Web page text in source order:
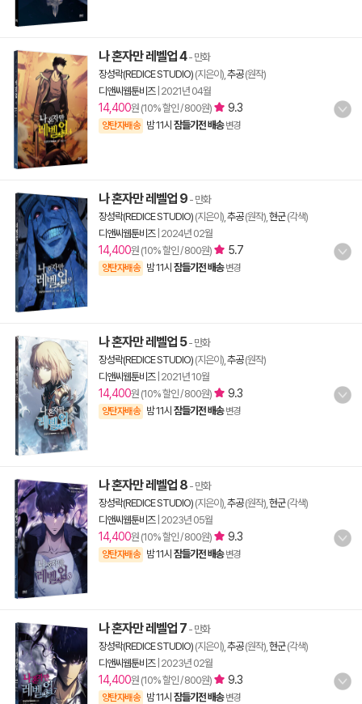
나 혼자만 레벨업 4- 만화
장성락(REDICE STUDIO) (지은이), 추공(원작)
디앤씨웹툰비즈| 2021년 04월
14,400원 (10% 할인 / 800원) 9.3
양탄자배송 밤 11시 잠들기전 배송 변경
나 혼자만 레벨업 9 - 만화
장성락(REDICE STUDIO) (지은이), 추공(원작), 현군(각색)
디앤씨웹툰비즈| 2024년 02월
14,400원 (10% 할인 / 800원) 5.7
양탄자배송 밤 11시 잠들기전 배송 변경
나 혼자만 레벨업 5- 만화
장성락(REDICE STUDIO) (지은이), 추공(원작)
디앤씨웹툰비즈| 2021년 10월
14,400원 (10% 할인 / 800원) 9.3
양탄자배송 밤 11시 잠들기전 배송 변경
나 혼자만 레벨업 8 - 만화
장성락(REDICE STUDIO) (지은이), 추공(원작), 현군(각색)
디앤씨웹툰비즈| 2023년 05월
14,400원 (10% 할인 / 800원) 9.3
양탄자배송 밤 11시 잠들기전 배송 변경
나 혼자만 레벨업 7 - 만화
장성락(REDICE STUDIO) (지은이), 추공(원작), 현군(각색)
디앤씨웹툰비즈| 2023년 02월
14,400원 (10% 할인 / 800원) 9.3
양탄자배송 밤 11시 잠들기전 배송 변경